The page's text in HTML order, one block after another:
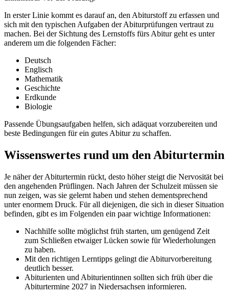
In erster Linie kommt es darauf an, den Abiturstoff zu erfassen und
sich mit den typischen Aufgaben der Abiturprüfungen vertraut zu
machen. Bei der Sichtung des Lernstoffs fürs Abitur geht es unter
anderem um die folgenden Fächer:
Deutsch
Englisch
Mathematik
Geschichte
Erdkunde
Biologie
Passende Übungsaufgaben helfen, sich adäquat vorzubereiten und
beste Bedingungen für ein gutes Abitur zu schaffen.
Wissenswertes rund um den Abiturtermin
Je näher der Abiturtermin rückt, desto höher steigt die Nervosität bei
den angehenden Prüflingen. Nach Jahren der Schulzeit müssen sie
nun zeigen, was sie gelernt haben und stehen dementsprechend
unter enormem Druck. Für all diejenigen, die sich in dieser Situation
befinden, gibt es im Folgenden ein paar wichtige Informationen:
Nachhilfe sollte möglichst früh starten, um genügend Zeit
zum Schließen etwaiger Lücken sowie für Wiederholungen
zu haben.
Mit den richtigen Lerntipps gelingt die Abiturvorbereitung
deutlich besser.
Abiturienten und Abiturientinnen sollten sich früh über die
Abiturtermine 2027 in Niedersachsen informieren.